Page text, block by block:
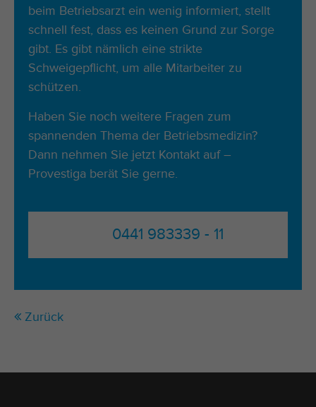
beim Betriebsarzt ein wenig informiert, stellt
schnell fest, dass es keinen Grund zur Sorge
gibt. Es gibt nämlich eine strikte
Schweigepflicht, um alle Mitarbeiter zu
schützen.
Haben Sie noch weitere Fragen zum
spannenden Thema der Betriebsmedizin?
Dann nehmen Sie jetzt Kontakt auf –
Provestiga berät Sie gerne.
0441 983339 - 11
Zurück